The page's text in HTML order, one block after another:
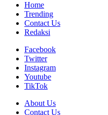
Home
Trending
Contact Us
Redaksi
Facebook
Twitter
Instagram
Youtube
TikTok
About Us
Contact Us